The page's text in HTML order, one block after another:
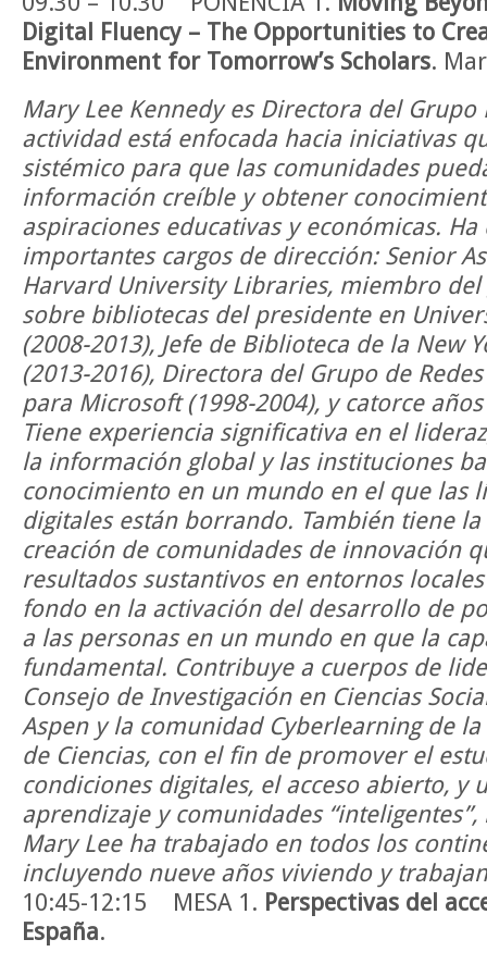
Digital Fluency – The Opportunities to
Environment for Tomorrow’s Scholars.
Mary Lee Kennedy es Directora del Grupo
actividad está enfocada hacia iniciativas
sistémico para que las comunidades
información creíble y obtener
aspiraciones educativas y económicas.
importantes cargos de dirección: Senior
Harvard University Libraries, miembro
sobre bibliotecas del presidente en
(2008-2013), Jefe de Biblioteca de la New
(2013-2016), Directora del Grupo de
para Microsoft (1998-2004), y catorce
Tiene experiencia significativa en el
la información global y las instituciones
conocimiento en un mundo en el que las
digitales están borrando. También tiene
creación de comunidades de innovación
resultados sustantivos en entornos
fondo en la activación del desarrollo de
a las personas en un mundo en que la
fundamental. Contribuye a cuerpos de
Consejo de Investigación en Ciencias
Aspen y la comunidad Cyberlearning de
de Ciencias, con el fin de promover el
condiciones digitales, el acceso abierto, y
aprendizaje y comunidades
Mary Lee ha trabajado en todos los
incluyendo nueve años viviendo y
10:45-12:15 MESA 1. Perspectivas del
España.